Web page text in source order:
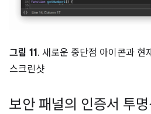
그림 11. 새로운 중단점 아이콘과 현
스크린샷
보안 패널의 인증서 투명